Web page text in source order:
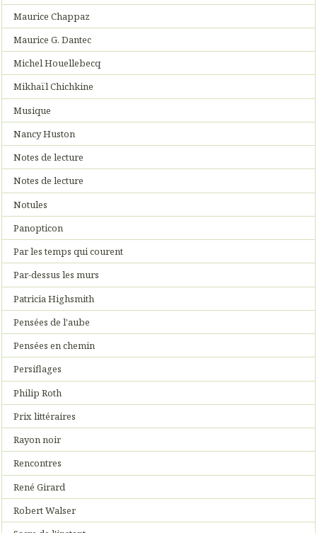
Maurice Chappaz
Maurice G. Dantec
Michel Houellebecq
Mikhaïl Chichkine
Musique
Nancy Huston
Notes de lecture
Notes de lecture
Notules
Panopticon
Par les temps qui courent
Par-dessus les murs
Patricia Highsmith
Pensées de l'aube
Pensées en chemin
Persiflages
Philip Roth
Prix littéraires
Rayon noir
Rencontres
René Girard
Robert Walser